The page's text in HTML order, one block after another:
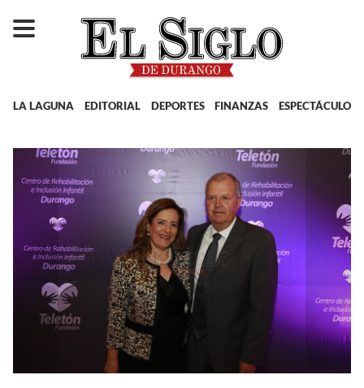
LA LAGUNA EDITORIAL DEPORTES FINANZAS ESPECTÁCULOS